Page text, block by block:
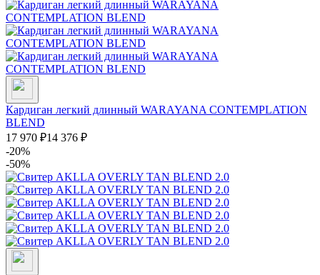
Кардиган легкий длинный WARAYANA CONTEMPLATION
BLEND
17 970 ₽14 376 ₽
-20%
-50%